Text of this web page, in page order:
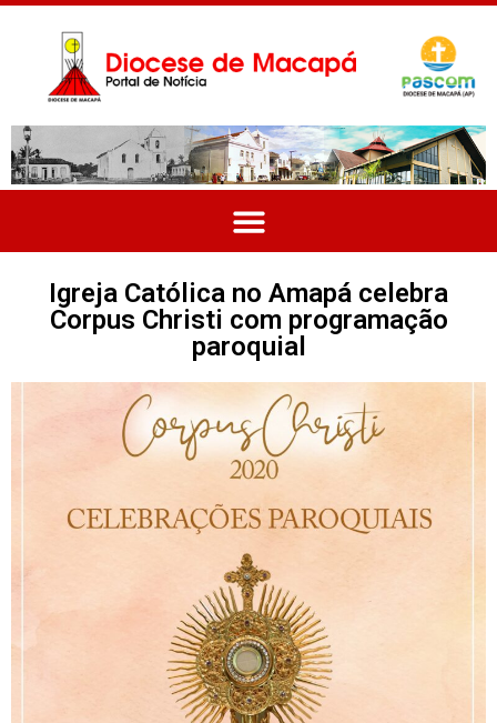
Igreja Católica no Amapá celebra
Corpus Christi com programação
paroquial